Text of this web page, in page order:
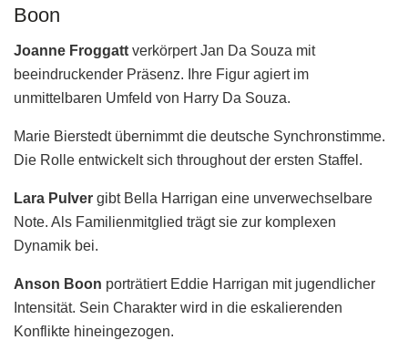
Boon
Joanne Froggatt verkörpert Jan Da Souza mit
beeindruckender Präsenz. Ihre Figur agiert im
unmittelbaren Umfeld von Harry Da Souza.
Marie Bierstedt übernimmt die deutsche Synchronstimme.
Die Rolle entwickelt sich throughout der ersten Staffel.
Lara Pulver gibt Bella Harrigan eine unverwechselbare
Note. Als Familienmitglied trägt sie zur komplexen
Dynamik bei.
Anson Boon porträtiert Eddie Harrigan mit jugendlicher
Intensität. Sein Charakter wird in die eskalierenden
Konflikte hineingezogen.